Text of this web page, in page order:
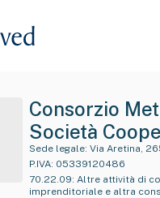
Consorzio
Società
Sociale A
Limitata
Sede legale: Via Aretina,
P.IVA: 05339120486
70.22.09: Altre attività di
imprenditoriale e altra